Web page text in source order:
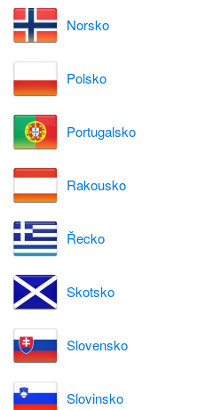
Norsko
Polsko
Portugalsko
Rakousko
Řecko
Skotsko
Slovensko
Slovinsko